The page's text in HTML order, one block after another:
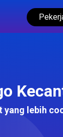
yang lebih